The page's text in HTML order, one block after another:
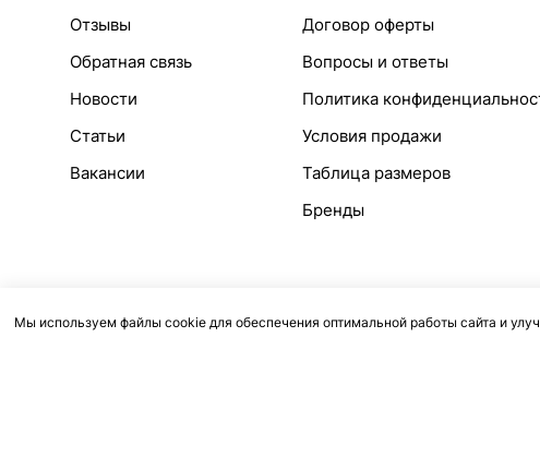
Отзывы
Обратная связь
Новости
Статьи
Вакансии
Договор оферты
Вопросы и ответы
Политика
Условия продажи
Таблица размеров
Бренды
Мы используем файлы cookie для обеспечения оптимальной работы сайта и